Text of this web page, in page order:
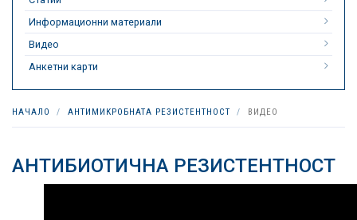
Информационни материали
Видео
Анкетни карти
НАЧАЛО АНТИМИКРОБНАТА РЕЗИСТЕНТНОСТ ВИДЕО
АНТИБИОТИЧНА РЕЗИСТЕНТНОСТ